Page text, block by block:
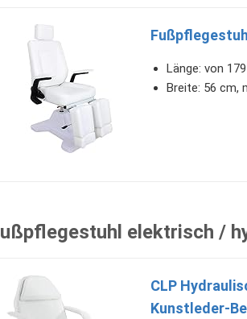
Länge: von
Breite: 56 cm,
elektrisch /
CLP
Kunstleder-